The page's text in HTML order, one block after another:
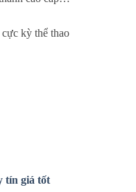
kỳ thể thao
tín giá tốt